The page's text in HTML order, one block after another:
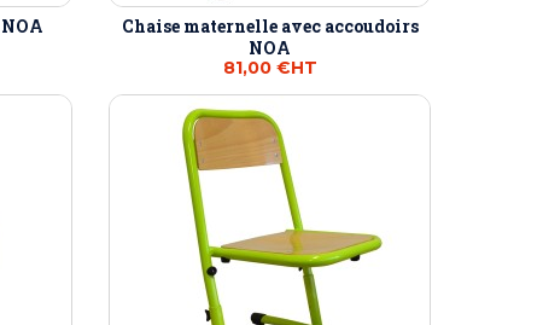
Chaise maternelle avec accoudoirs
NOA
81,00 €HT